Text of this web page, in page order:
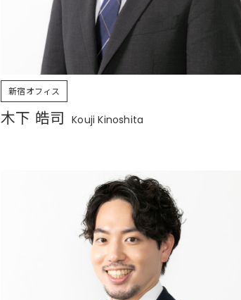
新宿オフィス
木下 皓司 Kouji Kinoshita